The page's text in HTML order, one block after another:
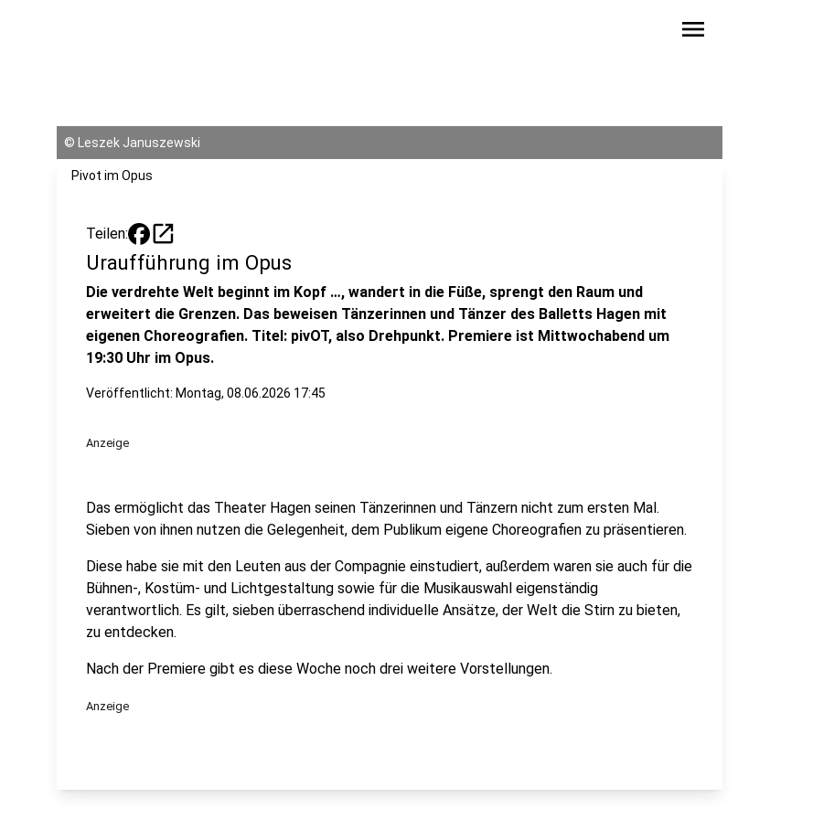
menu
© Leszek Januszewski
Pivot im Opus
Teilen: open_in_new
Uraufführung im Opus
Die verdrehte Welt beginnt im Kopf …, wandert in die Füße, sprengt den Raum und
erweitert die Grenzen. Das beweisen Tänzerinnen und Tänzer des Balletts Hagen mit
eigenen Choreografien. Titel: pivOT, also Drehpunkt. Premiere ist Mittwochabend um
19:30 Uhr im Opus.
Veröffentlicht: Montag, 08.06.2026 17:45
Anzeige
Das ermöglicht das Theater Hagen seinen Tänzerinnen und Tänzern nicht zum ersten Mal.
Sieben von ihnen nutzen die Gelegenheit, dem Publikum eigene Choreografien zu präsentieren.
Diese habe sie mit den Leuten aus der Compagnie einstudiert, außerdem waren sie auch für die
Bühnen-, Kostüm- und Lichtgestaltung sowie für die Musikauswahl eigenständig
verantwortlich. Es gilt, sieben überraschend individuelle Ansätze, der Welt die Stirn zu bieten,
zu entdecken.
Nach der Premiere gibt es diese Woche noch drei weitere Vorstellungen.
Anzeige